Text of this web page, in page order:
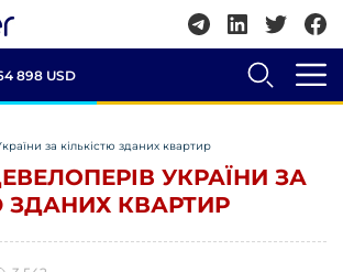
898 USD
за кількістю зданих квартир
УКРАЇНИ ЗА
ЗДАНИХ КВАРТИР